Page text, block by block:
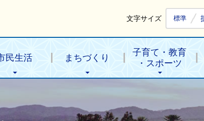
文字サイズ 標準
民生活 まちづくり
子育て・教育
・スポーツ